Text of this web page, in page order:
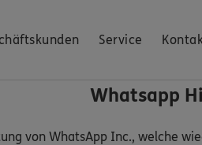
Service
Whatsapp
von WhatsApp Inc., welche